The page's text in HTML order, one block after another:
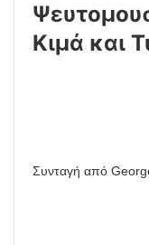
Κιμά και
Συνταγή από